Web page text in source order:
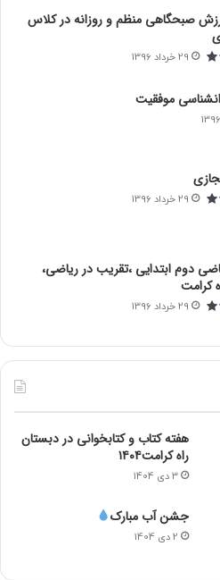
صبحگاهی منظم و روزانه در کلاس
29 خرداد 1396
موفقیت
29 خرداد 1396
دوم ابتدایی ،تقریب در ریاضی،
کرامت
29 خرداد 1396
هفته کتاب و کتابخوانی در دبستان
راه کرامت۱۴۰۴
3 دی 1404
جشن آب مبارک
2 دی 1404